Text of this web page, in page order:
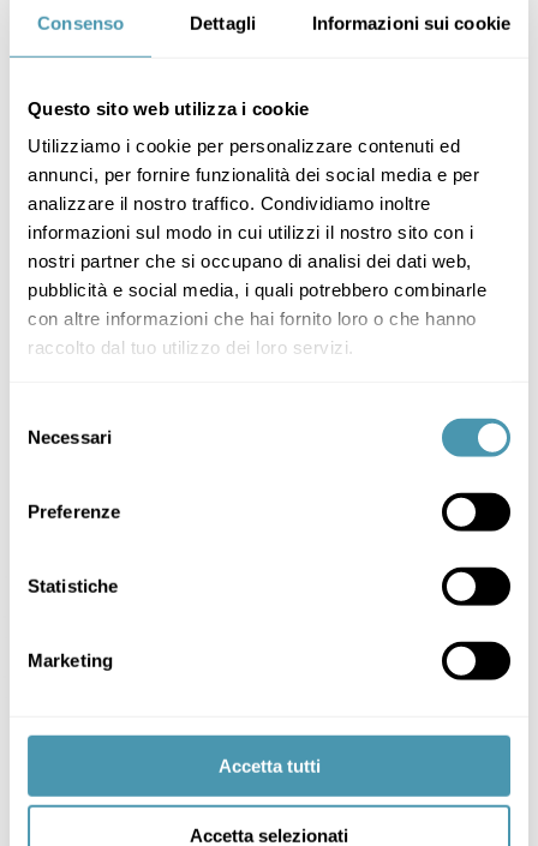
Consenso Dettagli Informazioni sui cookie
Questo sito web utilizza i cookie
Utilizziamo i cookie per personalizzare contenuti ed
annunci, per fornire funzionalità dei social media e per
analizzare il nostro traffico. Condividiamo inoltre
informazioni sul modo in cui utilizzi il nostro sito con i
nostri partner che si occupano di analisi dei dati web,
pubblicità e social media, i quali potrebbero combinarle
con altre informazioni che hai fornito loro o che hanno
raccolto dal tuo utilizzo dei loro servizi.
delNecessari
Preferenze
Statistiche
Marketing
Accetta tutti
Accetta selezionati